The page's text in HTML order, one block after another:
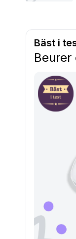
Bäst i